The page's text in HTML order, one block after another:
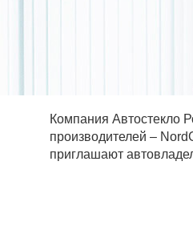
Компания Автостекло
производителей –
приглашают